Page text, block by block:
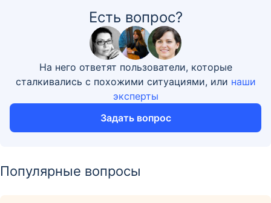
Есть вопрос?
На него ответят пользователи, которые
сталкивались с похожими ситуациями, или наши
эксперты
Задать вопрос
Популярные вопросы